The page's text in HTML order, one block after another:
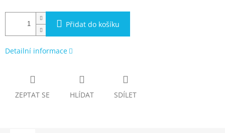
Přidat do košíku
Detailní informace
ZEPTAT SE HLÍDAT SDÍLET